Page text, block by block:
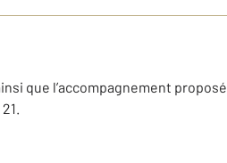
que l’accompagnement proposé